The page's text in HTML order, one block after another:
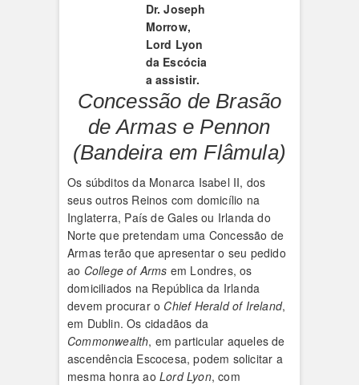
Dr. Joseph
Morrow,
Lord Lyon
da Escócia
a assistir.
Concessão de Brasão
de Armas e Pennon
(Bandeira em Flâmula)
Os súbditos da Monarca Isabel II, dos
seus outros Reinos com domicílio na
Inglaterra, País de Gales ou Irlanda do
Norte que pretendam uma Concessão de
Armas terão que apresentar o seu pedido
ao College of Arms em Londres, os
domiciliados na República da Irlanda
devem procurar o Chief Herald of Ireland,
em Dublin. Os cidadãos da
Commonwealth, em particular aqueles de
ascendência Escocesa, podem solicitar a
mesma honra ao Lord Lyon, com